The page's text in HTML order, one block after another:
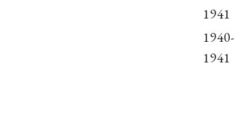
1941
1940-
1941